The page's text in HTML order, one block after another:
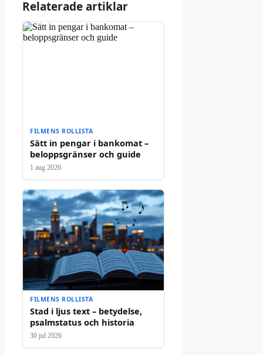
Relaterade artiklar
FILMENS ROLLISTA
Sätt in pengar i bankomat –
beloppsgränser och guide
1 aug 2026
FILMENS ROLLISTA
Stad i ljus text – betydelse,
psalmstatus och historia
30 jul 2026